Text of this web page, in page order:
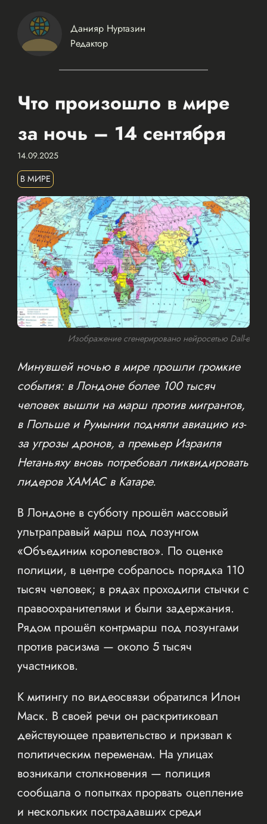
Данияр Нуртазин
Редактор
Что произошло в мире
за ночь – 14 сентября
14.09.2025
В МИРЕ
Изображение сгенерировано нейросетью Dall-e
Минувшей ночью в мире прошли громкие
события: в Лондоне более 100 тысяч
человек вышли на марш против мигрантов,
в Польше и Румынии подняли авиацию из-
за угрозы дронов, а премьер Израиля
Нетаньяху вновь потребовал ликвидировать
лидеров ХАМАС в Катаре.
В Лондоне в субботу прошёл массовый
ультраправый марш под лозунгом
«Объединим королевство». По оценке
полиции, в центре собралось порядка 110
тысяч человек; в рядах проходили стычки с
правоохранителями и были задержания.
Рядом прошёл контрмарш под лозунгами
против расизма — около 5 тысяч
участников.
К митингу по видеосвязи обратился Илон
Маск. В своей речи он раскритиковал
действующее правительство и призвал к
политическим переменам. На улицах
возникали столкновения — полиция
сообщала о попытках прорвать оцепление
и нескольких пострадавших среди